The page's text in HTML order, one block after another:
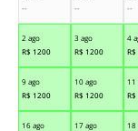
--
--
--
2 ago
R$ 1200
3 ago
R$ 1200
4
R$
9 ago
R$ 1200
10 ago
R$ 1200
11
R$
16 ago
17 ago
18